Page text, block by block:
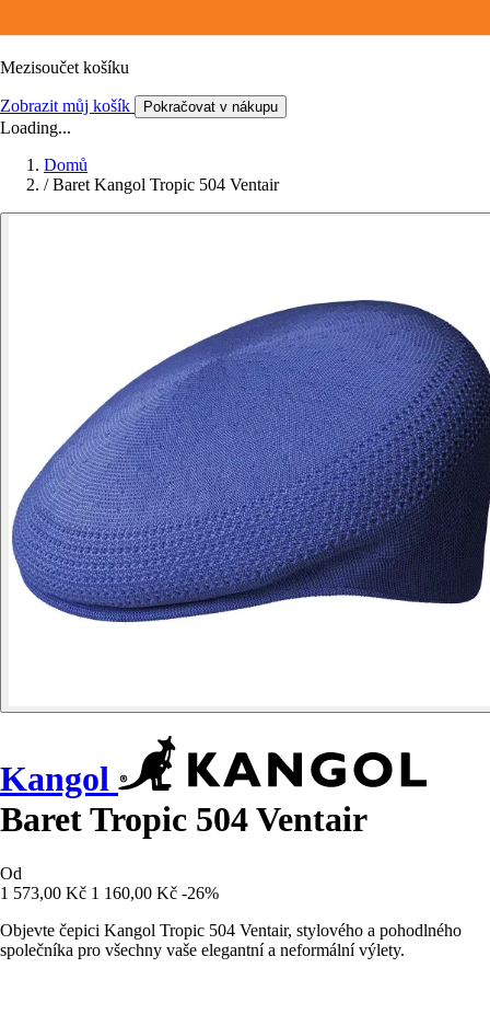
Mezisoučet košíku
Zobrazit můj košík Pokračovat v nákupu
Loading...
Domů
/ Baret Kangol Tropic 504 Ventair
Kangol
Baret Tropic 504 Ventair
Od
1 573,00 Kč 1 160,00 Kč -26%
Objevte čepici Kangol Tropic 504 Ventair, stylového a pohodlného
společníka pro všechny vaše elegantní a neformální výlety.